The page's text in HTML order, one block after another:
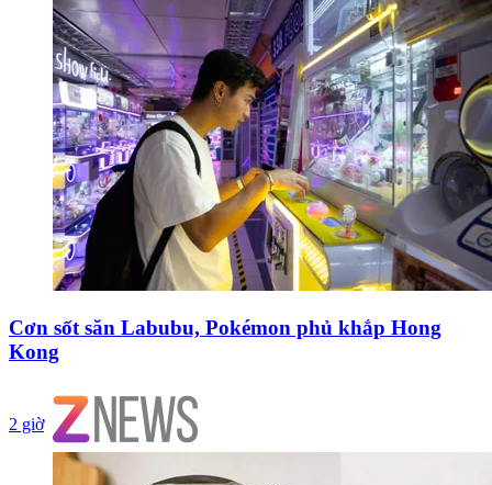
Cơn sốt săn Labubu, Pokémon phủ khắp Hong
Kong
2 giờ